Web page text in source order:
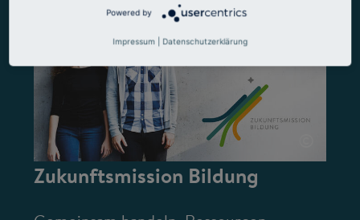
Zukunftsmission Bildung
Powered by
Impressum Datenschutzerklärung